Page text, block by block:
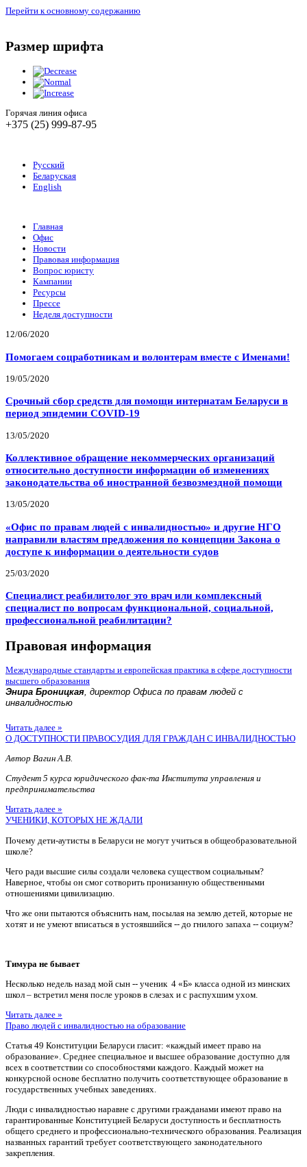
Перейти к основному содержанию
Размер шрифта
Горячая линия офиса
+375 (25) 999-87-95
Русский
Беларуская
English
Главная
Офис
Новости
Правовая информация
Вопрос юристу
Кампании
Ресурсы
Прессе
Неделя доступности
12/06/2020
Помогаем соцработникам и волонтерам вместе с Именами!
19/05/2020
Срочный сбор средств для помощи интернатам Беларуси в
период эпидемии COVID-19
13/05/2020
Коллективное обращение некоммерческих организаций
относительно доступности информации об изменениях
законодательства об иностранной безвозмездной помощи
13/05/2020
«Офис по правам людей с инвалидностью» и другие НГО
направили властям предложения по концепции Закона о
доступе к информации о деятельности судов
25/03/2020
Специалист реабилитолог это врач или комплексный
специалист по вопросам функциональной, социальной,
профессиональной реабилитации?
Правовая информация
Международные стандарты и европейская практика в сфере доступности
высшего образования
Энира Броницкая, директор Офиса по правам людей с
инвалидностью
Читать далее »
О ДОСТУПНОСТИ ПРАВОСУДИЯ ДЛЯ ГРАЖДАН С ИНВАЛИДНОСТЬЮ
Автор Вагин А.В.
Студент 5 курса юридического фак-та Института управления и
предпринимательства
Читать далее »
УЧЕНИКИ, КОТОРЫХ НЕ ЖДАЛИ
Почему дети-аутисты в Беларуси не могут учиться в общеобразовательной
школе?
Чего ради высшие силы создали человека существом социальным?
Наверное, чтобы он смог сотворить пронизанную общественными
отношениями цивилизацию.
Что же они пытаются объяснить нам, посылая на землю детей, которые не
хотят и не умеют вписаться в устоявшийся -- до гнилого запаха -- социум?
Тимура не бывает
Несколько недель назад мой сын -- ученик 4 «Б» класса одной из минских
школ – встретил меня после уроков в слезах и с распухшим ухом.
Читать далее »
Право людей с инвалидностью на образование
Статья 49 Конституции Беларуси гласит: «каждый имеет право на
образование». Среднее специальное и высшее образование доступно для
всех в соответствии со способностями каждого. Каждый может на
конкурсной основе бесплатно получить соответствующее образование в
государственных учебных заведениях.
Люди с инвалидностью наравне с другими гражданами имеют право на
гарантированные Конституцией Беларуси доступность и бесплатность
общего среднего и профессионально-технического образования. Реализация
названных гарантий требует соответствующего законодательного
закрепления.